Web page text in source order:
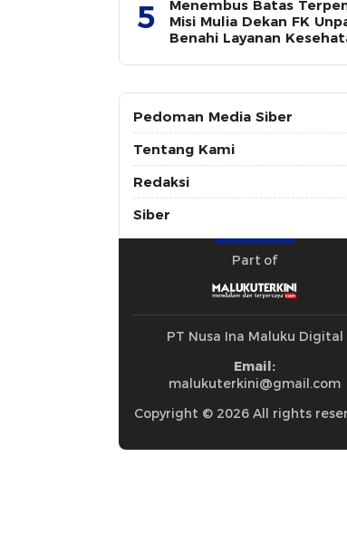
5
Menembus Batas
Misi Mulia Dekan FK
Benahi Layanan
Pedoman Media Siber
Tentang Kami
Redaksi
Siber
Part of
PT Nusa Ina Maluku Digital
Email:
malukuterkini@gmail.com
Copyright © 2026 All rights